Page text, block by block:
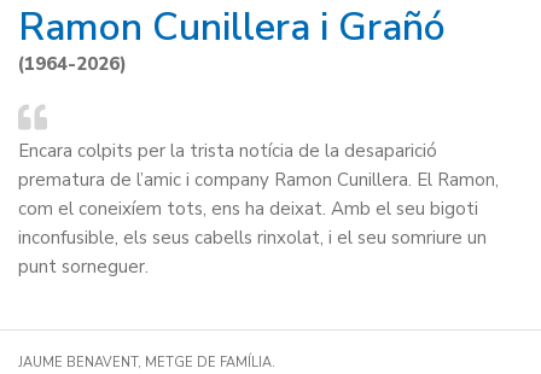
Ramon Cunillera i Grañó
(1964-2026)
Encara colpits per la trista notícia de la desaparició
prematura de l’amic i company Ramon Cunillera. El Ramon,
com el coneixíem tots, ens ha deixat. Amb el seu bigoti
inconfusible, els seus cabells rinxolat, i el seu somriure un
punt sorneguer.
JAUME BENAVENT, METGE DE FAMÍLIA.